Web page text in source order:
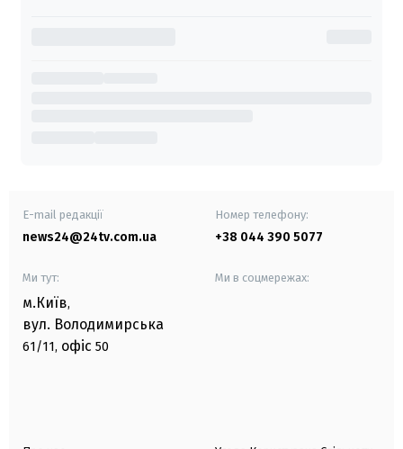
E-mail редакції
news24@24tv.com.ua
Номер телефону:
+38 044 390 5077
Ми тут:
м.Київ,
вул. Володимирська
61/11, офіс 50
Ми в соцмережах: